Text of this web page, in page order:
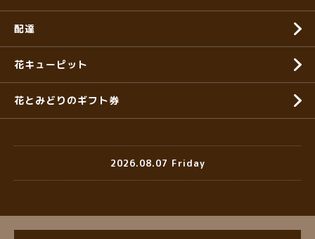
配達
花キューピット
花とみどりのギフト券
2026.08.07 Friday